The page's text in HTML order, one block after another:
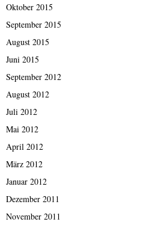
Oktober 2015
September 2015
August 2015
Juni 2015
September 2012
August 2012
Juli 2012
Mai 2012
April 2012
März 2012
Januar 2012
Dezember 2011
November 2011